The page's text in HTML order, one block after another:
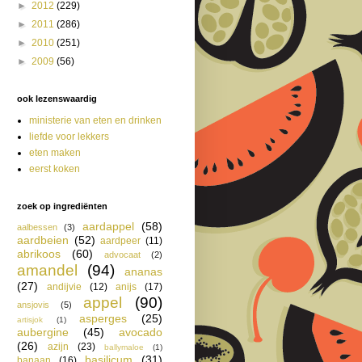
► 2012 (229)
► 2011 (286)
► 2010 (251)
► 2009 (56)
ook lezenswaardig
ministerie van eten en drinken
liefde voor lekkers
eten maken
eerst koken
zoek op ingrediënten
aalbessen (3) aardappel (58)
aardbeien (52) aardpeer (11)
abrikoos (60) advocaat (2)
amandel (94)
ananas
(27)
andijvie (12) anijs (17)
ansjovis (5) appel (90)
artisjok (1) asperges
(25)
aubergine
(45)
avocado
(26)
azijn (23) ballymaloe (1)
basilicum (31)